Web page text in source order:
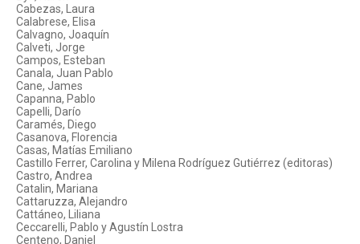
Cabezas, Laura
Calabrese, Elisa
Calvagno, Joaquín
Calveti, Jorge
Campos, Esteban
Canala, Juan Pablo
Cane, James
Capanna, Pablo
Capelli, Darío
Caramés, Diego
Casanova, Florencia
Casas, Matías Emiliano
Castillo Ferrer, Carolina y Milena Rodríguez Gutiérrez (editoras)
Castro, Andrea
Catalin, Mariana
Cattaruzza, Alejandro
Cattáneo, Liliana
Ceccarelli, Pablo y Agustín Lostra
Centeno, Daniel